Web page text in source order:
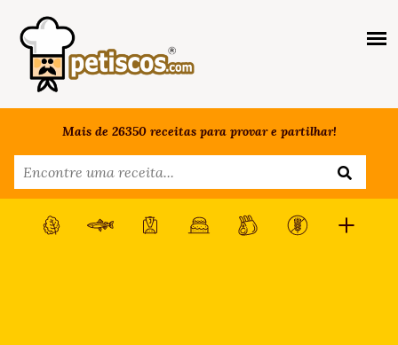
Mais de 26350 receitas para provar e partilhar!